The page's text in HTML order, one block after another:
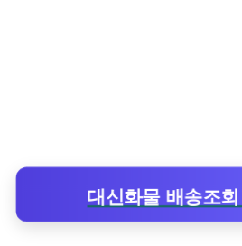
대신화물 배송조회